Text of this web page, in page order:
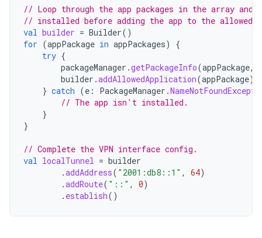
// Loop through the app packages in the array
// installed before adding the app to the
val builder = Builder()
for (appPackage in appPackages)
{
try {
packageManager .getPackageInfo(appPackage,
builder .addAllowedApplication(appPackage)
} catch (e : PackageManager .
// The app isn't installed.
}
}
// Complete the VPN interface config.
val localTunnel = builder
.addAddress( "2001:db8::1" , 64)
.addRoute( "::" , 0)
. establish()